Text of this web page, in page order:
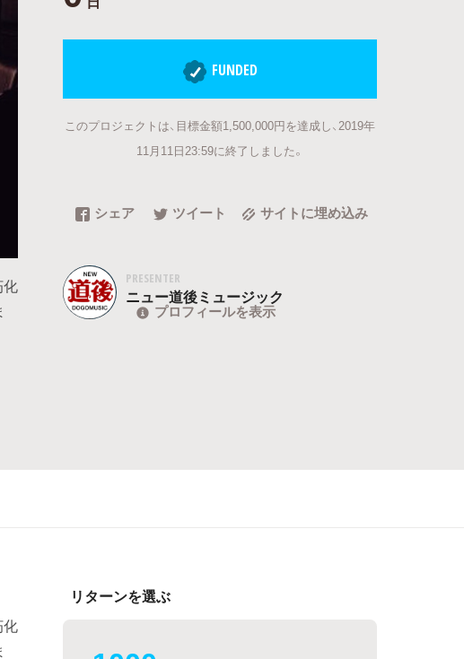
化
FUNDED
このプロジェクトは、目標金額1,500,000円を達成し、2019年
11月11日23:59に終了しました。
シェア ツイート サイトに埋め込み
PRESENTER
ニュー道後ミュージック
プロフィールを表示
化
リターンを選ぶ